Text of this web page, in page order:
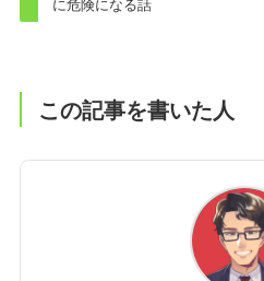
この記事を書いた人